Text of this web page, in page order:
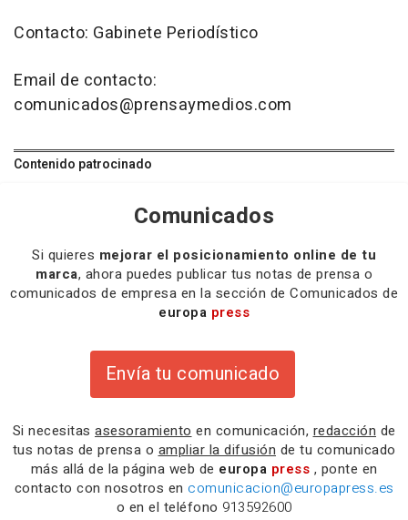
Contacto: Gabinete Periodístico
Email de contacto:
comunicados@prensaymedios.com
Contenido patrocinado
Comunicados
Si quieres mejorar el posicionamiento online de tu
marca, ahora puedes publicar tus notas de prensa o
comunicados de empresa en la sección de Comunicados de
europa press
Envía tu comunicado
Si necesitas asesoramiento en comunicación, redacción de
tus notas de prensa o ampliar la difusión de tu comunicado
más allá de la página web de europa press , ponte en
contacto con nosotros en comunicacion@europapress.es
o en el teléfono 913592600